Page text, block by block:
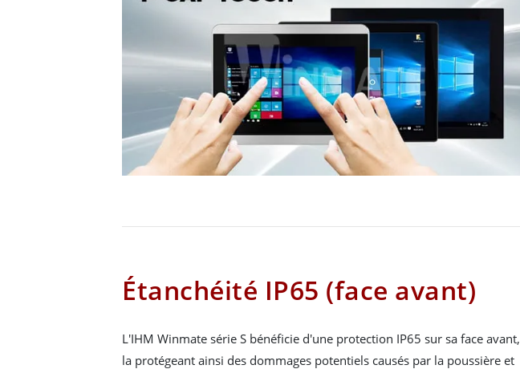
Étanchéité IP65 (face avant)
L'IHM Winmate série S bénéficie d'une protection IP65 sur sa face avant,
la protégeant ainsi des dommages potentiels causés par la poussière et